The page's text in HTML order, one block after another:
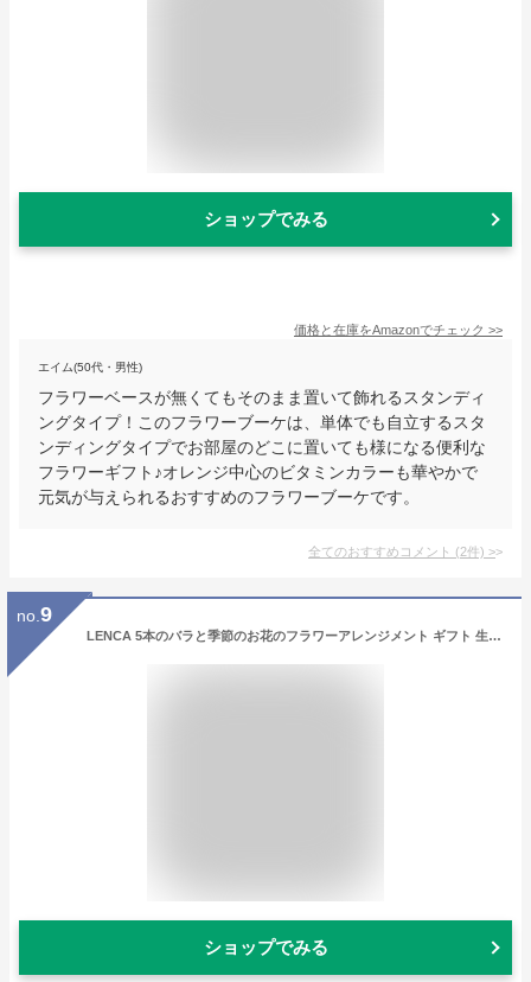
ショップでみる
価格と在庫をAmazonでチェック >>
エイム(50代・男性)
フラワーベースが無くてもそのまま置いて飾れるスタンディ
ングタイプ！このフラワーブーケは、単体でも自立するスタ
ンディングタイプでお部屋のどこに置いても様になる便利な
フラワーギフト♪オレンジ中心のビタミンカラーも華やかで
元気が与えられるおすすめのフラワーブーケです。
全てのおすすめコメント (2件) >
no. 9
LENCA 5本のバラと季節のお花のフラワーアレンジメント ギフト 生花 切り花 花材おまかせ お祝い 誕生日祝い 結婚記念日 プレゼント 【薔薇の天然精油であけた瞬間香る香り加工付き】 ミックス (Mサイズ, ピンク系)
ショップでみる